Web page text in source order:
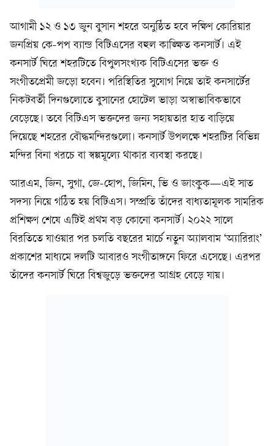
আগামী ১২ ও ১৩ জুন বুসান শহরে অনুষ্ঠিত হবে দক্ষিণ কোরিয়ার
জনপ্রিয় কে-পপ ব্যান্ড বিটিএসের বহুল কাঙ্ক্ষিত কনসার্ট। এই
কনসার্ট ঘিরে শহরটিতে বিপুলসংখ্যক বিটিএসের ভক্ত ও
সংগীতপ্রেমী জড়ো হবেন। পরিস্থিতির সুযোগ নিয়ে তাই কনসার্টের
নিকটবর্তী দিনগুলোতে বুসানের হোটেল ভাড়া অস্বাভাবিকভাবে
বেড়েছে। তবে বিটিএস ভক্তদের জন্য সহায়তার হাত বাড়িয়ে
দিয়েছে শহরের বৌদ্ধমন্দিরগুলো। কনসার্ট উপলক্ষে শহরটির বিভিন্ন
মন্দির বিনা খরচে বা স্বল্পমূল্যে থাকার ব্যবস্থা করছে।
আরএম, জিন, সুগা, জে-হোপ, জিমিন, ভি ও জাংকুক—এই সাত
সদস্য নিয়ে গঠিত হয় বিটিএস। সম্প্রতি তাঁদের বাধ্যতামূলক সামরিক
প্রশিক্ষণ শেষে এটিই প্রথম বড় কোনো কনসার্ট। ২০২২ সালে
বিরতিতে যাওয়ার পর চলতি বছরের মার্চে নতুন অ্যালবাম ‘অ্যারিরাং’
প্রকাশের মাধ্যমে দলটি আবারও সংগীতাঙ্গনে ফিরে এসেছে। এরপর
তাঁদের কনসার্ট ঘিরে বিশ্বজুড়ে ভক্তদের আগ্রহ বেড়ে যায়।